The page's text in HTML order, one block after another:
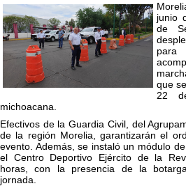
junio
de
para
que
22
michoacana.
Efectivos de la Guardia Civil, del
de la región Morelia, garantizarán el
evento. Además, se instaló un módulo
el Centro Deportivo Ejército de la
horas, con la presencia de la
jornada.